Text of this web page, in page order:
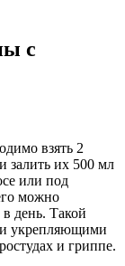
с
взять 2
залить их 500 мл
или под
можно
день. Такой
и укрепляющими
и гриппе.